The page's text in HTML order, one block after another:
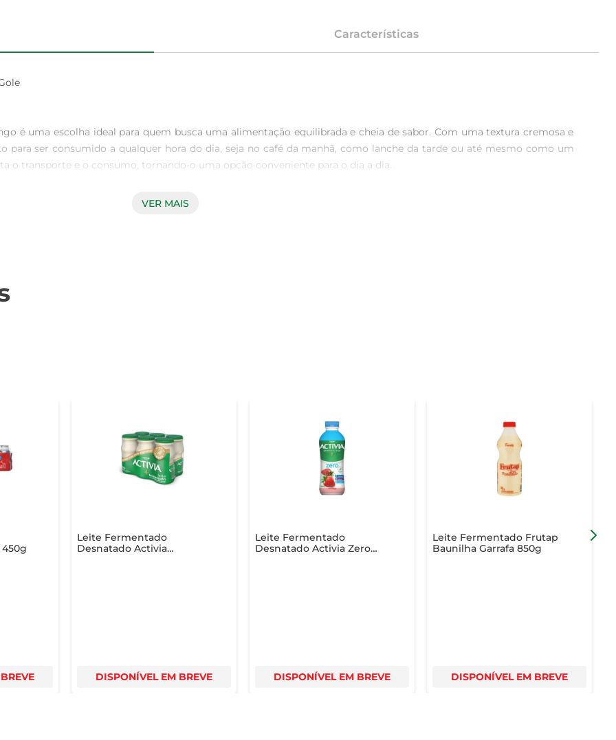
Características
é uma escolha ideal para quem busca uma alimentação equilibrada e cheia de sabor. Com uma textura cremosa e
para ser consumido a qualquer hora do dia, seja no café da manhã, como lanche da tarde ou até mesmo como um
o transporte e o consumo, tornando-o uma opção conveniente para o dia a dia.
e o Leite Ferm Activia Shot não decepciona. Com um equilíbrio perfeito entre a doçura e a acidez, cada gole
VER MAIS
Leite Fermentado
Desnatado Activia
DISPONÍVEL EM BREVE
Leite Fermentado
Desnatado Activia Zero
DISPONÍVEL EM BREVE
Leite Fermentado Frutap
Baunilha Garrafa 850g
DISPONÍVEL EM BREVE